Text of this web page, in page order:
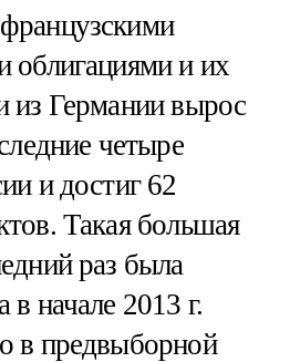
облигациями и их
из Германии вырос
четыре
и достиг 62
Такая большая
раз была
в начале 2013 г.
в предвыборной